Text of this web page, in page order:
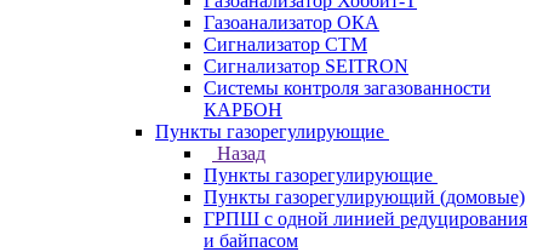
Газоанализатор ОКА
Сигнализатор СТМ
Сигнализатор SEITRON
Системы контроля загазованности
КАРБОН
Пункты газорегулирующие
Назад
Пункты газорегулирующие
Пункты газорегулирующий (домовые)
ГРПШ с одной линией редуцирования
и байпасом